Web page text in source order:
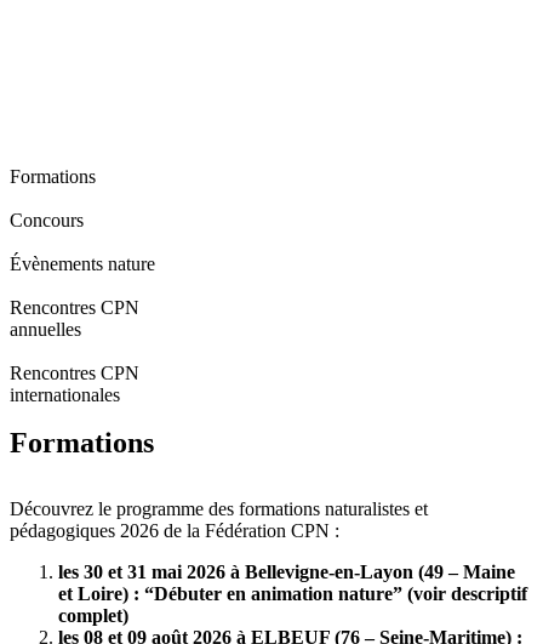
Formations
Concours
Évènements nature
Rencontres CPN
annuelles
Rencontres CPN
internationales
Formations
Découvrez le programme des formations naturalistes et
pédagogiques 2026 de la Fédération CPN :
les 30 et 31 mai 2026 à Bellevigne-en-Layon (49 – Maine
et Loire) : “Débuter en animation nature” (voir descriptif
complet)
les 08 et 09 août 2026 à ELBEUF (76 – Seine-Maritime) :